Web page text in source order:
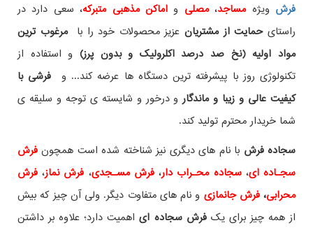
فرش ویژهمساجد،مصلی و اماکن مذهبی متبرکه، سعی دارد در
راستایحمایت از مشتریانعزیز محصولات خود را بامرغوب ترین
مواد اولیه (نخ صد درصد اکلرولیک و بدون پرز) و استفاده از
تکنولوژی روز با پیشرفته ترین دستگاه ها عرضه کند... و فرشی با
کیفیت عالی و زیبا و ماندگارو درخور و شایسته ی توجه و سلیقه ی
شما خریدار محترم تولید کند.
سجاده فرش با نام های دیگری نیز شناخته شده است همچونفرش
سجـاده ای، سجاده محـراب دار،فرش مسـجدی، فرش نماز، فرش
محرابی، فرش جانمازی و نام های متفاوت دیگر. ولی آن چیز که بیش
از همه چیز برای یکفرش سجاده ایاهمیت دارد؛ علاوه بر داشتن